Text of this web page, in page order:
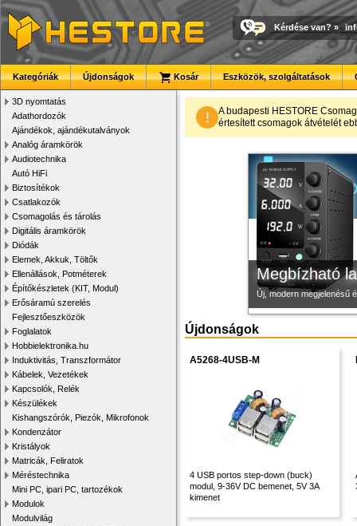
Kérdése van? »
Kategóriák Újdonságok Kosár Eszközök, szolgáltatások
3D nyomtatás
Adathordozók
Ajándékok, ajándékutalványok
Analóg áramkörök
Audiotechnika
Autó HiFi
Biztosítékok
Csatlakozók
Csomagolás és tárolás
Digitális áramkörök
Diódák
Elemek, Akkuk, Töltők
Ellenállások, Potméterek
Építőkészletek (KIT, Modul)
Erősáramú szerelés
Fejlesztőeszközök
Foglalatok
Hobbielektronika.hu
Induktivitás, Transzformátor
Kábelek, Vezetékek
Kapcsolók, Relék
Készülékek
Kishangszórók, Piezók, Mikrofonok
Kondenzátor
Kristályok
Matricák, Feliratok
Méréstechnika
Mini PC, ipari PC, tartozékok
Modulok
Modulvilág
!
A budapesti HESTORE
értesített csomagok átvételét
Megbízható
Új, modern megjelenésű
3D nyomtató
Kiváló minőségű,
Új PLA
Kiváló árfekvésű, sok
Modulvilág
Fejlesztés, szórakozás
Újdonságok
A5268-4USB-M
4 USB portos step-down (buck)
modul, 9-36V DC bemenet, 5V 3A
kimenet